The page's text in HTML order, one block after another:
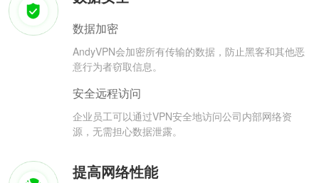
数据加密
AndyVPN会加密所有传输的数据，防止黑客和其他恶
意行为者窃取信息。
安全远程访问
企业员工可以通过VPN安全地访问公司内部网络资
源，无需担心数据泄露。
提高网络性能